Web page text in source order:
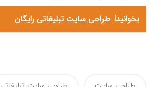
بخوانید! طراحی سایت تبلیغاتی رایگان